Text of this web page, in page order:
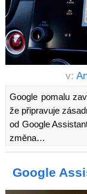
v:
Google pomalu
že připravuje
od Google
změna…
Google